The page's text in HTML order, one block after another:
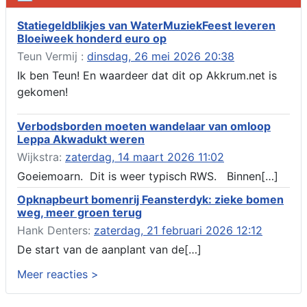
Verlenging beslistermijn aanvraag omgevingsvergunning,
heechein 28, 8491 em Akkrum
Aanvraag omgevingsvergunning, veranderen van een woning
(voordeur en dakkapel), boarnsterdyk 75 Akkrum
aanbrengen van asfalt t.b.v. onderhoud fietspad t.h.v
boarnsterdyk, Akkrum
Verlening ontheffing geluid, boarnsw?l Akkrum
Kennisgeving vergunningaanvraag voor het -bouwwerken,
werken en objecten in of bij een oppervlaktewaterlichaam, niet
zijnde de noordzee, of waterkering in beheer bij het rijk te
Akkrum
Verlening omgevingsvergunning, veranderen van twee
bruggen (renovatie), ljouwerterdyk nabij nummer 6 Akkrum
Verlening ontheffing geluid, heechein Akkrum
Melding milieubelastende activiteit aanleggen gesloten
bodemenergiesysteem, it weidl?n 14, 8491 da Akkrum
Omgevingsvergunning wateractiviteit wf-999662 aanleggen
Statiegeldblikjes van WaterMuziekFeest leveren
Bloeiweek honderd euro op
Teun Vermij : dinsdag, 26 mei 2026 20:38
Ik ben Teun! En waardeer dat dit op Akkrum.net is
gekomen!
Verbodsborden moeten wandelaar van omloop
Leppa Akwadukt weren
Wijkstra: zaterdag, 14 maart 2026 11:02
Goeiemoarn. Dit is weer typisch RWS. Binnen[…]
Opknapbeurt bomenrij Feansterdyk: zieke bomen
weg, meer groen terug
Hank Denters: zaterdag, 21 februari 2026 12:12
De start van de aanplant van de[…]
Meer reacties >